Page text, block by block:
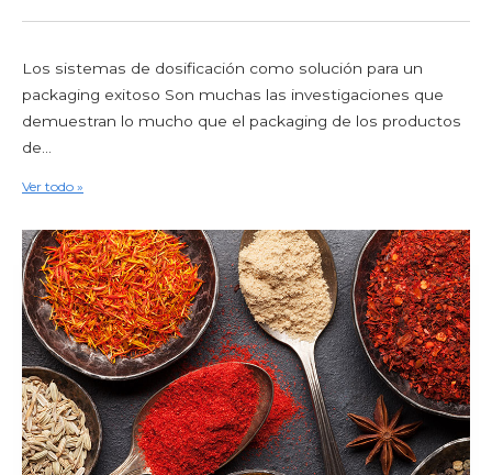
Los sistemas de dosificación como solución para un
packaging exitoso Son muchas las investigaciones que
demuestran lo mucho que el packaging de los productos
de...
Ver todo »